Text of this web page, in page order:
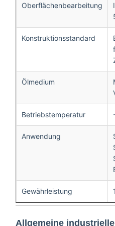
Oberflächenbearbeitung
Konstruktionsstandard
Ölmedium
Betriebstemperatur
Anwendung
Gewährleistung
Allgemeine